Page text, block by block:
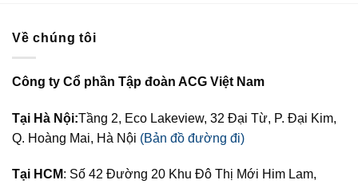
Về chúng tôi
Công ty Cổ phần Tập đoàn ACG Việt Nam
Tại Hà Nội:Tầng 2, Eco Lakeview, 32 Đại Từ, P. Đại Kim,
Q. Hoàng Mai, Hà Nội (Bản đồ đường đi)
Tại HCM: Số 42 Đường 20 Khu Đô Thị Mới Him Lam,